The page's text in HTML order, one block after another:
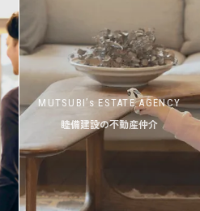
MUTSUBI’s ESTATE AGENCY
睦備建設の不動産仲介